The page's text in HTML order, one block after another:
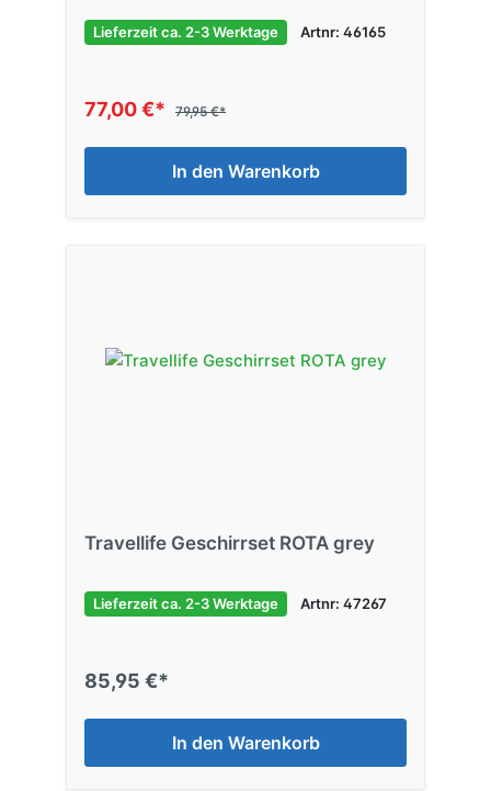
Lieferzeit ca. 2-3 Werktage Artnr: 46165
77,00 €* 79,95 €*
In den Warenkorb
Travellife Geschirrset ROTA grey
Lieferzeit ca. 2-3 Werktage Artnr: 47267
85,95 €*
In den Warenkorb